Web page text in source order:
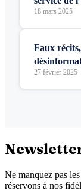
18 mars 2025
Faux
27 février 2025
Ne manquez pas
réservons à nos